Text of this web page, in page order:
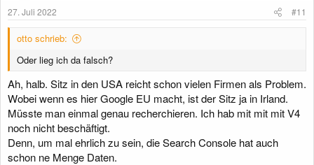
n
27. Juli 2022 #11
otto schrieb:
Oder lieg ich da falsch?
Ah, halb. Sitz in den USA reicht schon vielen Firmen als Problem.
Wobei wenn es hier Google EU macht, ist der Sitz ja in Irland.
Müsste man einmal genau recherchieren. Ich hab mit mit mit V4
noch nicht beschäftigt.
Denn, um mal ehrlich zu sein, die Search Console hat auch
schon ne Menge Daten.